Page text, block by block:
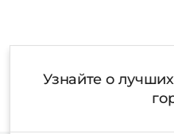
Узнайте о